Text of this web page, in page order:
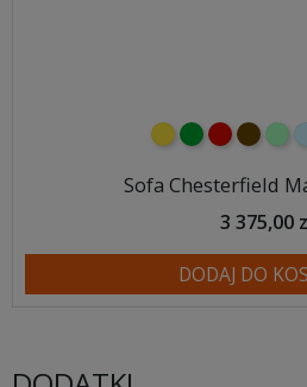
żółtyzielonyczerwony
Sofa Chesterfield
3 375,00
DODAJ DO